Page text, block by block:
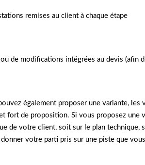
remises au client à chaque étape
ou de modifications intégrées au devis (afin
également proposer une variante,
fort de proposition. Si vous proposez une
de votre client, soit sur le plan technique,
votre parti pris sur une piste que